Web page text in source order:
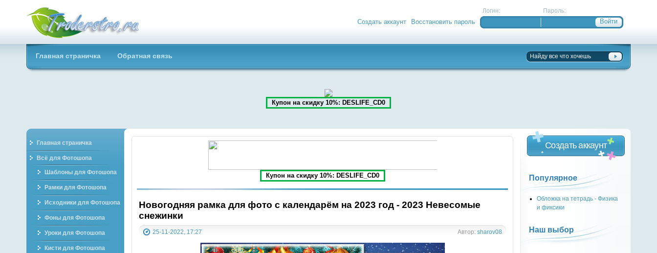
Troderstro.ru -
Портал о
Логин: Пароль:
Создать аккаунт Восстановить пароль
Главная страничка Обратная связь
Купон на скидку 10%: DESLIFE_CD0
Главная страничка
Всё для Фотошопа
Шаблоны для Фотошопа
Рамки для Фотошопа
Исходники для Фотошопа
Фоны для Фотошопа
Уроки для Фотошопа
Кисти для Фотошопа
Купон на скидку 10%: DESLIFE_CD0
Новогодняя рамка для фото с календарём на 2023 год - 2023 Невесомые
снежинки
Автор:sharov08
25-11-2022, 17:27
Создать аккаунт
Популярное
Обложка на тетрадь - Физика
и фиксики
Наш выбор